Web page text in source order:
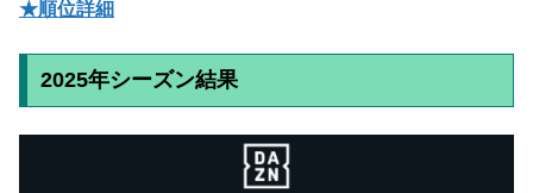
★順位詳細
2025年シーズン結果